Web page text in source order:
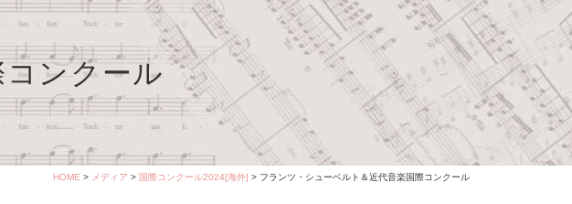
ンクール
HOME > メディア > 国際コンクール2024[海外] > フランツ・シューベルト＆近代音楽国際コンクール